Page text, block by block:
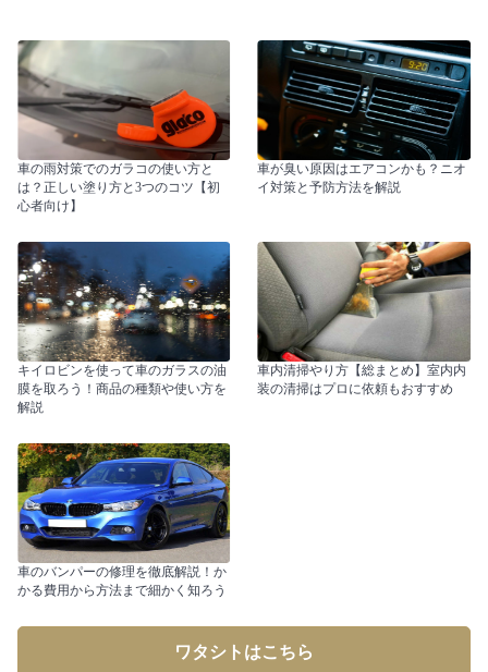
車の雨対策でのガラコの使い方と
は？正しい塗り方と3つのコツ【初
心者向け】
車が臭い原因はエアコンかも？ニオ
イ対策と予防方法を解説
キイロビンを使って車のガラスの油
膜を取ろう！商品の種類や使い方を
解説
車内清掃やり方【総まとめ】室内内
装の清掃はプロに依頼もおすすめ
車のバンパーの修理を徹底解説！か
かる費用から方法まで細かく知ろう
ワタシトはこちら